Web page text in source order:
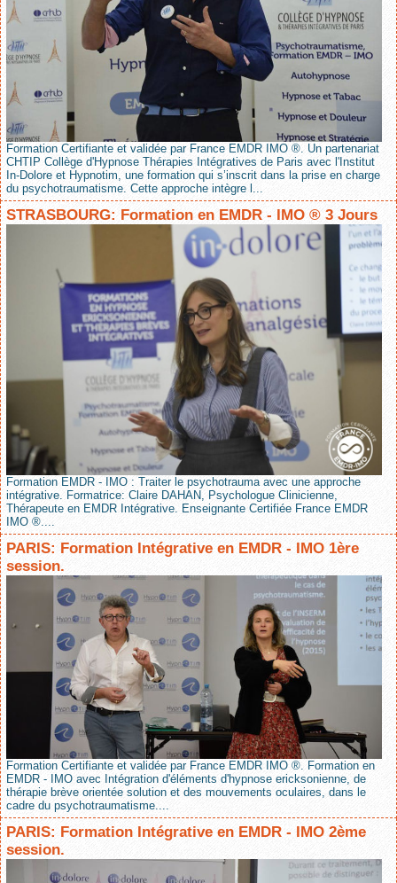
Formation Certifiante et validée par France EMDR IMO ®. Un partenariat
CHTIP Collège d'Hypnose Thérapies Intégratives de Paris avec l'Institut
In-Dolore et Hypnotim, une formation qui s’inscrit dans la prise en charge
du psychotraumatisme. Cette approche intègre l...
STRASBOURG: Formation en EMDR - IMO ® 3 Jours
Formation EMDR - IMO : Traiter le psychotrauma avec une approche
intégrative. Formatrice: Claire DAHAN, Psychologue Clinicienne,
Thérapeute en EMDR Intégrative. Enseignante Certifiée France EMDR
IMO ®....
PARIS: Formation Intégrative en EMDR - IMO 1ère
session.
Formation Certifiante et validée par France EMDR IMO ®. Formation en
EMDR - IMO avec Intégration d'éléments d'hypnose ericksonienne, de
thérapie brève orientée solution et des mouvements oculaires, dans le
cadre du psychotraumatisme....
PARIS: Formation Intégrative en EMDR - IMO 2ème
session.